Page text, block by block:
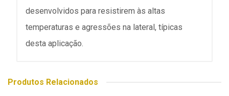
desenvolvidos para resistirem às altas
temperaturas e agressões na lateral, típicas
desta aplicação.
Produtos Relacionados